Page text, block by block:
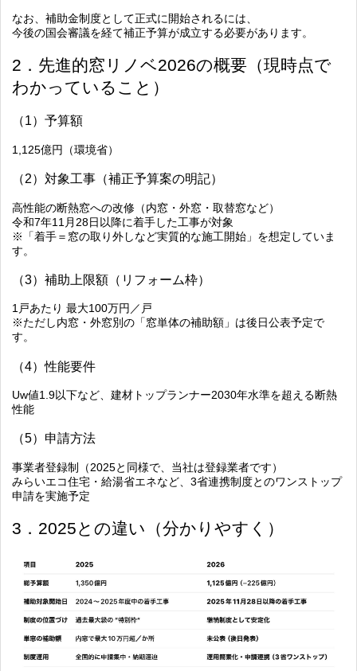
なお、補助金制度として正式に開始されるには、
今後の国会審議を経て補正予算が成立する必要があります。
2．先進的窓リノベ2026の概要（現時点で
わかっていること）
（1）予算額
1,125億円（環境省）
（2）対象工事（補正予算案の明記）
高性能の断熱窓への改修（内窓・外窓・取替窓など）
令和7年11月28日以降に着手した工事が対象
※「着手＝窓の取り外しなど実質的な施工開始」を想定していま
す。
（3）補助上限額（リフォーム枠）
1戸あたり 最大100万円／戸
※ただし内窓・外窓別の「窓単体の補助額」は後日公表予定で
す。
（4）性能要件
Uw値1.9以下など、建材トップランナー2030年水準を超える断熱
性能
（5）申請方法
事業者登録制（2025と同様で、当社は登録業者です）
みらいエコ住宅・給湯省エネなど、3省連携制度とのワンストップ
申請を実施予定
3．2025との違い（分かりやすく）